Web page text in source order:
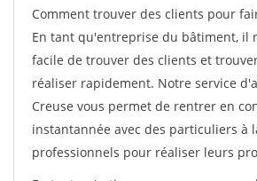
Comment trouver des clients pour
En tant qu'entreprise du bâtiment, il
facile de trouver des clients et
réaliser rapidement. Notre service
Creuse vous permet de rentrer en
instantannée avec des particuliers à
professionnels pour réaliser leurs